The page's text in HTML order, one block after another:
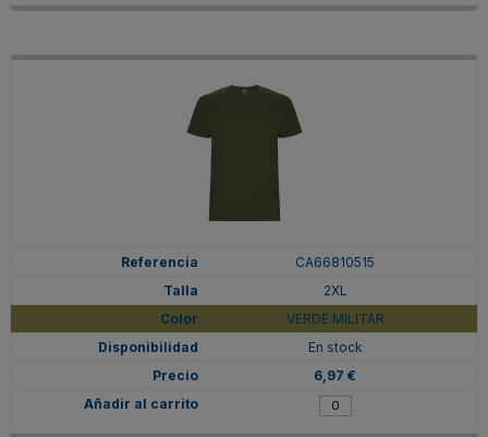
CA66810515
2XL
VERDE MILITAR
En stock
6,97 €